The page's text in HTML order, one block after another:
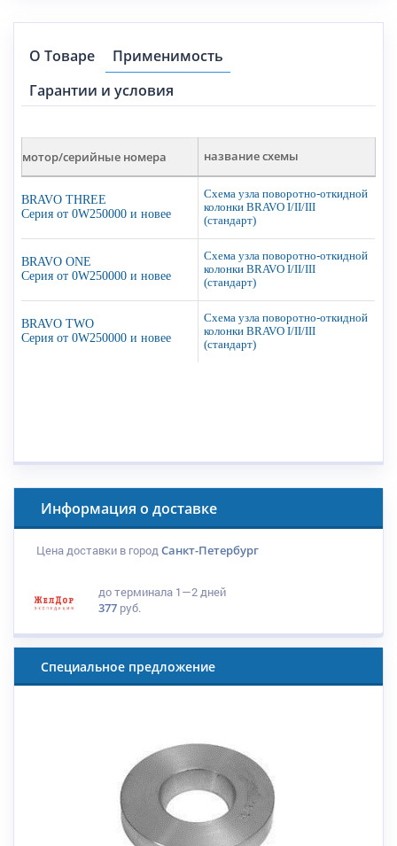
О Товаре
Применимость
Гарантии и условия
мотор/серийные номера название схемы
BRAVO THREE
Серия от 0W250000 и новее
Схема узла поворотно-откидной
колонки BRAVO I/II/III
(стандарт)
BRAVO ONE
Серия от 0W250000 и новее
Схема узла поворотно-откидной
колонки BRAVO I/II/III
(стандарт)
BRAVO TWO
Серия от 0W250000 и новее
Схема узла поворотно-откидной
колонки BRAVO I/II/III
(стандарт)
Информация о доставке
Цена доставки в городСанкт-Петербург
до терминала 1—2 дней
377 руб.
Специальное предложение